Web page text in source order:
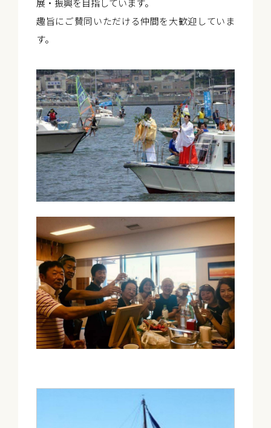
展・振興を目指しています。
趣旨にご賛同いただける仲間を大歓迎していま
す。